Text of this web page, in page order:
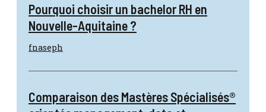
Pourquoi choisir un bachelor RH en
Nouvelle-Aquitaine ?
fnaseph
Comparaison des Mastères Spécialisés®